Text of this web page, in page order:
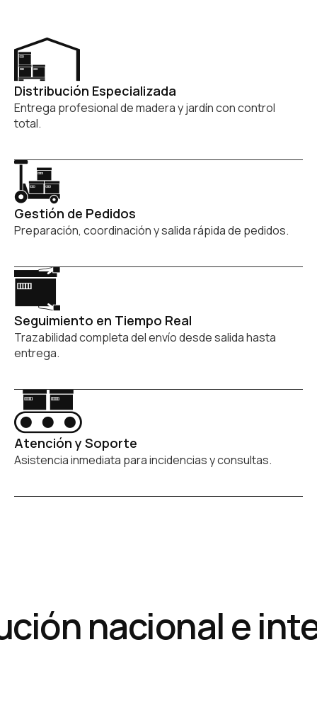
Distribución Especializada
Entrega profesional de madera y jardín con control
total.
Gestión de Pedidos
Preparación, coordinación y salida rápida de pedidos.
Seguimiento en Tiempo Real
Trazabilidad completa del envío desde salida hasta
entrega.
Atención y Soporte
Asistencia inmediata para incidencias y consultas.
nacional e